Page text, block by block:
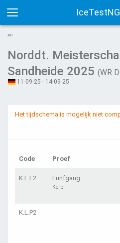
Toggle
navigation
AD
Norddt.
Sandheide 2025 (WR
11-09-25 - 14-09-25
Het tijdschema is mogelijk niet
Code Proef
K.L.F2 Fünfgang
Kerbl
K.L.P2